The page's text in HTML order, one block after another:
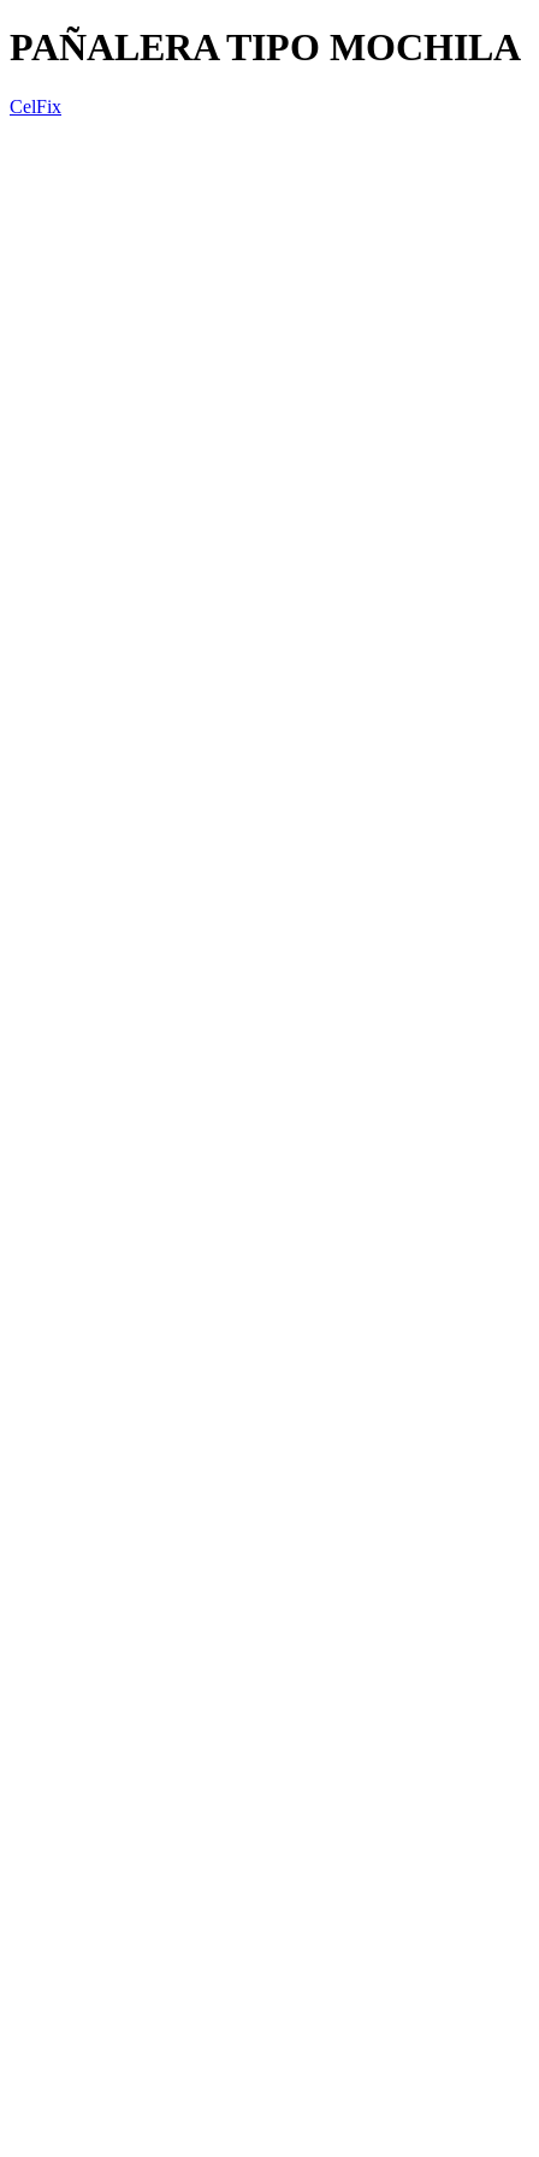
PAÑALERA TIPO MOCHILA
CelFix